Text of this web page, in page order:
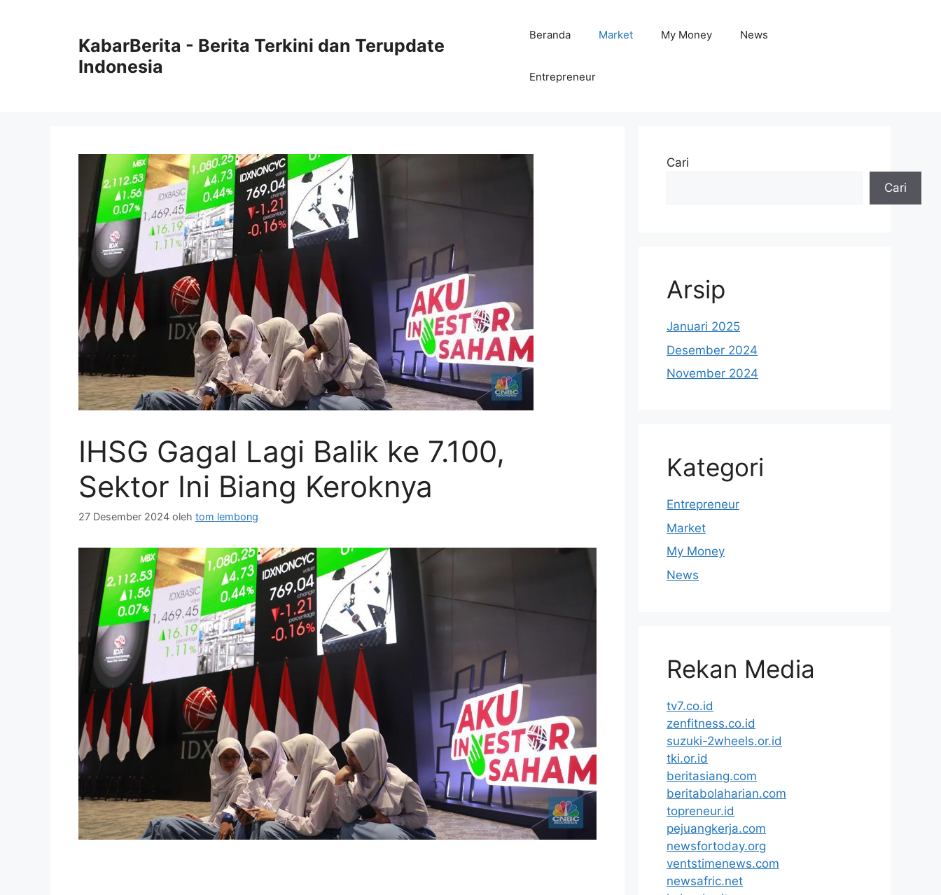
KabarBerita - Berita Terkini dan Terupdate
Indonesia
Beranda Market My Money News
Entrepreneur
IHSG Gagal Lagi Balik ke 7.100,
Sektor Ini Biang Keroknya
27 Desember 2024 oleh tom lembong
Cari
Cari
Arsip
Januari 2025
Desember 2024
November 2024
Kategori
Entrepreneur
Market
My Money
News
Rekan Media
tv7.co.id
zenfitness.co.id
suzuki-2wheels.or.id
tki.or.id
beritasiang.com
beritabolaharian.com
topreneur.id
pejuangkerja.com
newsfortoday.org
ventstimenews.com
newsafric.net